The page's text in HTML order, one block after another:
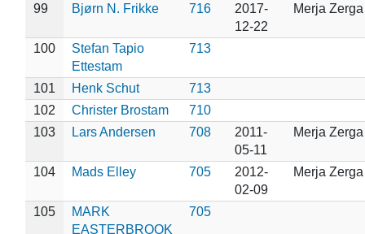
99
Bjørn N. Frikke 716
2017-
12-22
Merja Zerga
100
Stefan Tapio
Ettestam
713
101 Henk Schut
713
102
Christer Brostam
710
103
Lars Andersen 708
2011-
05-11
Merja Zerga
104 Mads Elley 705
2012-
02-09
Merja Zerga
105
MARK
EASTERBROOK
705